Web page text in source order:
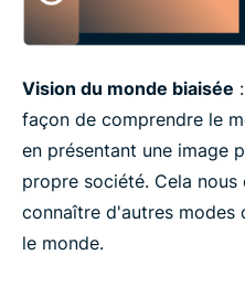
Vision du monde biaisée
façon de comprendre le
en présentant une image
propre société. Cela
connaître d'autres modes
le monde.